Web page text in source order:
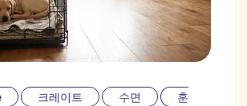
크레이트 수면
훈